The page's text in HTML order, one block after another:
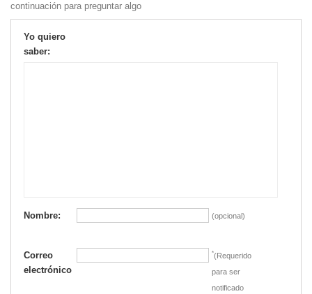
continuación para preguntar algo
Yo quiero
saber:
Nombre: (opcional)
Correo
electrónico
*(Requerido
para ser
notificado